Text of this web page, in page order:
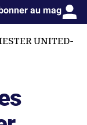
au mag
UNITED-